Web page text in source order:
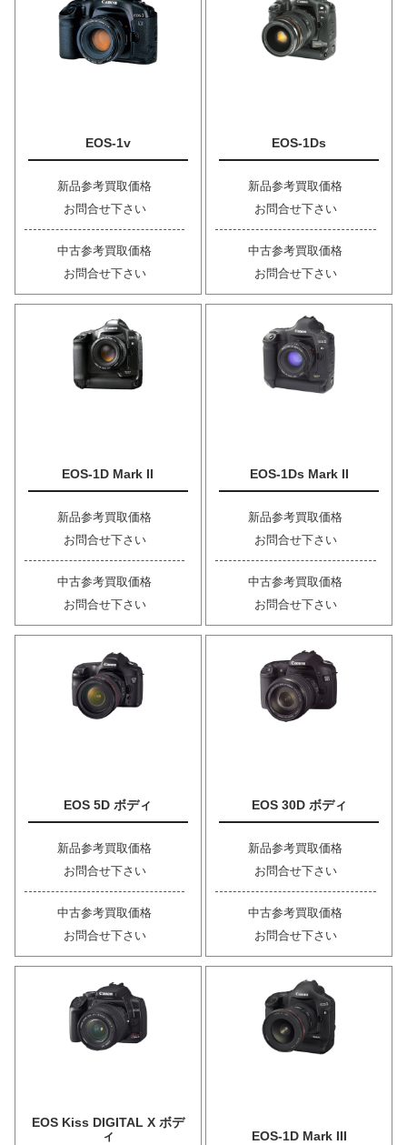
EOS-1v
新品参考買取価格
お問合せ下さい
中古参考買取価格
お問合せ下さい
EOS-1Ds
新品参考買取価格
お問合せ下さい
中古参考買取価格
お問合せ下さい
EOS-1D Mark II
新品参考買取価格
お問合せ下さい
中古参考買取価格
お問合せ下さい
EOS-1Ds Mark II
新品参考買取価格
お問合せ下さい
中古参考買取価格
お問合せ下さい
EOS 5D ボディ
新品参考買取価格
お問合せ下さい
中古参考買取価格
お問合せ下さい
EOS 30D ボディ
新品参考買取価格
お問合せ下さい
中古参考買取価格
お問合せ下さい
EOS Kiss DIGITAL X ボデ
ィ
EOS-1D Mark III